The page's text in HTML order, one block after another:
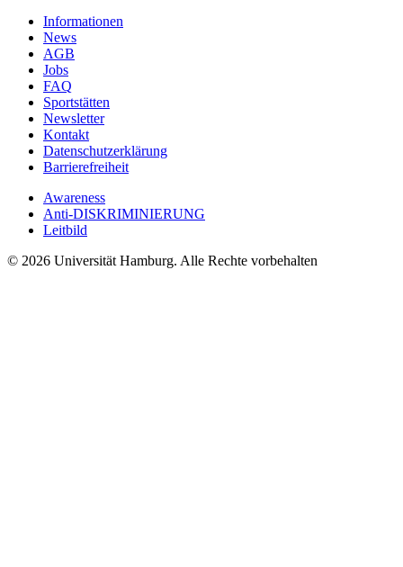
Informationen
News
AGB
Jobs
FAQ
Sportstätten
Newsletter
Kontakt
Datenschutzerklärung
Barrierefreiheit
Awareness
Anti-DISKRIMINIERUNG
Leitbild
© 2026 Universität Hamburg. Alle Rechte vorbehalten